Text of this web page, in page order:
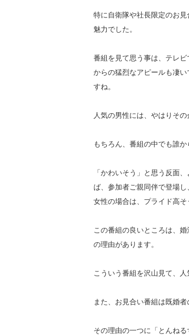
特に自衛隊や社長限定のお見
魅力でした。
番組を見て思う事は、テレビ
からの猛烈なアピールも凄い
すね。
人気の男性には、 やはりその
もちろん、 番組の中でも誰か
「かわいそう」と思う反面、
ば、参加者ご親同伴で登場し
女性の場合は、 プライド高
この番組の良いところは、 婚
の理由があります。
こういう番組を沢山見て、
また、 お見合い番組は既婚
その理由の一つに「とんねる